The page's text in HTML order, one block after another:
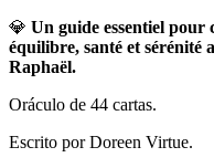
💎 Un guide essentiel pour
équilibre, santé et sérénité
Raphaël.
Oráculo de 44 cartas.
Escrito por Doreen Virtue.